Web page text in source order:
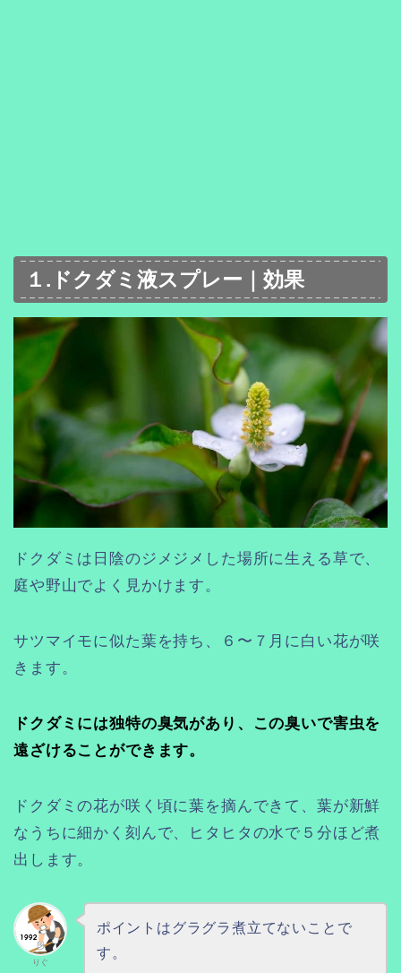
１.ドクダミ液スプレー｜効果
ドクダミは日陰のジメジメした場所に生える草で、
庭や野山でよく見かけます。
サツマイモに似た葉を持ち、６〜７月に白い花が咲
きます。
ドクダミには独特の臭気があり、この臭いで害虫を
遠ざけることができます。
ドクダミの花が咲く頃に葉を摘んできて、葉が新鮮
なうちに細かく刻んで、ヒタヒタの水で５分ほど煮
出します。
りぐ
ポイントはグラグラ煮立てないことで
す。